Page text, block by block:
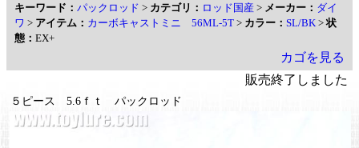
キーワード： パックロッド > カテゴリ： ロッド国産 > メーカー： ダイ
ワ > アイテム： カーボキャストミニ 56ML-5T > カラー： SL/BK >状
態： EX+
カゴを見る
販売終了しました
５ピース 5.6ｆｔ パックロッド